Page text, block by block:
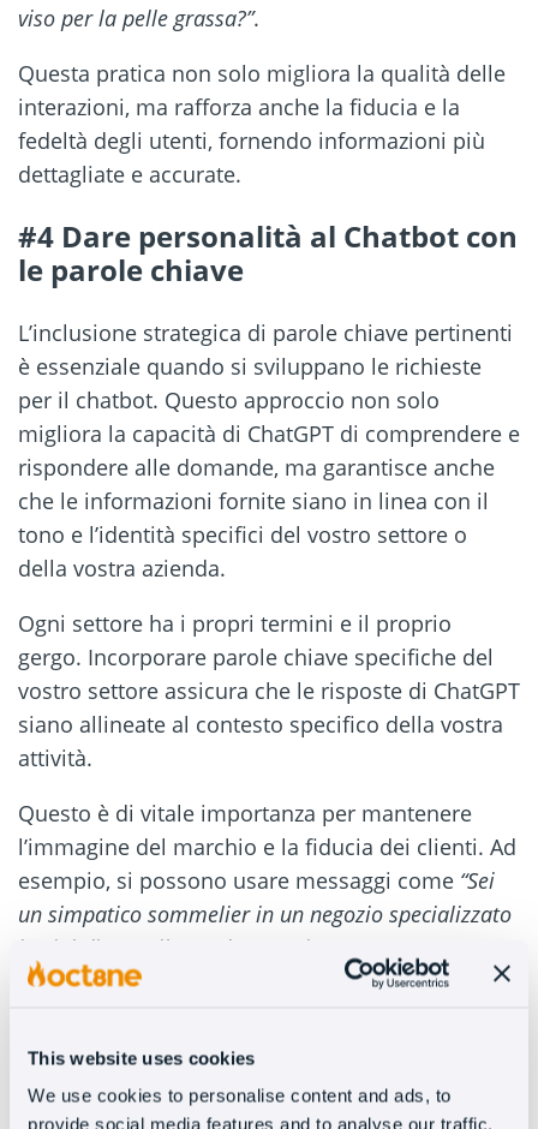
This website uses cookies
We use cookies to personalise content and ads, to
provide social media features and to analyse our traffic.
viso per la pelle grassa?”.
Questa pratica non solo migliora la qualità delle
interazioni, ma rafforza anche la fiducia e la
fedeltà degli utenti, fornendo informazioni più
dettagliate e accurate.
#4 Dare personalità al Chatbot con
le parole chiave
L’inclusione strategica di parole chiave pertinenti
è essenziale quando si sviluppano le richieste
per il chatbot. Questo approccio non solo
migliora la capacità di ChatGPT di comprendere e
rispondere alle domande, ma garantisce anche
che le informazioni fornite siano in linea con il
tono e l’identità specifici del vostro settore o
della vostra azienda.
Ogni settore ha i propri termini e il proprio
gergo. Incorporare parole chiave specifiche del
vostro settore assicura che le risposte di ChatGPT
siano allineate al contesto specifico della vostra
attività.
Questo è di vitale importanza per mantenere
l’immagine del marchio e la fiducia dei clienti. Ad
esempio, si possono usare messaggi come “Sei
un simpatico sommelier in un negozio specializzato
in vini di tutto il mondo”
“Sei un esperto
nell’abbinamento dei vini”
Decántalo, pero en el sitio web no tienen el bot
en IT. Pensaba que sí pero tiene varios idiomas